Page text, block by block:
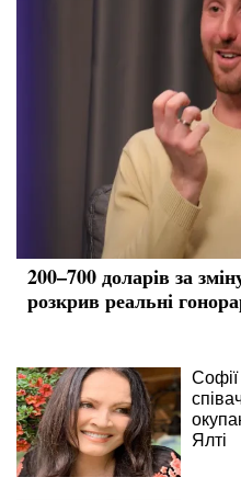
200–700 доларів за
розкрив реальні
Ялті